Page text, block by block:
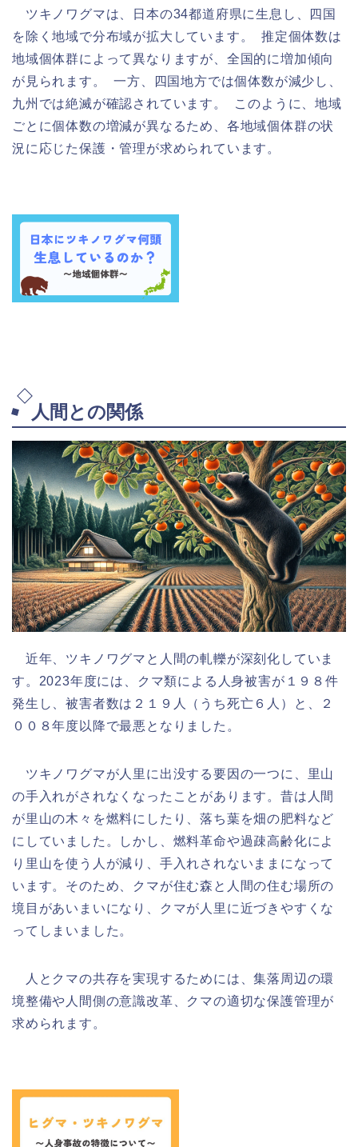
ツキノワグマは、日本の34都道府県に生息し、四国
を除く地域で分布域が拡大しています。 推定個体数は
地域個体群によって異なりますが、全国的に増加傾向
が見られます。 一方、四国地方では個体数が減少し、
九州では絶滅が確認されています。 このように、地域
ごとに個体数の増減が異なるため、各地域個体群の状
況に応じた保護・管理が求められています。
人間との関係
近年、ツキノワグマと人間の軋轢が深刻化していま
す。2023年度には、クマ類による人身被害が１９８件
発生し、被害者数は２１９人（うち死亡６人）と、２
００８年度以降で最悪となりました。
ツキノワグマが人里に出没する要因の一つに、里山
の手入れがされなくなったことがあります。昔は人間
が里山の木々を燃料にしたり、落ち葉を畑の肥料など
にしていました。しかし、燃料革命や過疎高齢化によ
り里山を使う人が減り、手入れされないままになって
います。そのため、クマが住む森と人間の住む場所の
境目があいまいになり、クマが人里に近づきやすくな
ってしまいました。
人とクマの共存を実現するためには、集落周辺の環
境整備や人間側の意識改革、クマの適切な保護管理が
求められます。